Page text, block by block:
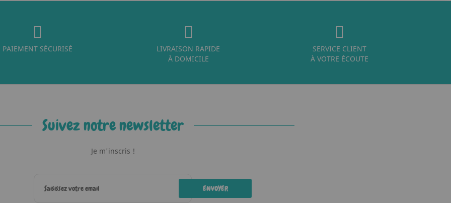
PAIEMENT SÉCURISÉ
LIVRAISON RAPIDE
À DOMICILE
SERVICE CLIENT
À VOTRE ÉCOUTE
Suivez notre newsletter
Je m'inscris !
ENVOYER